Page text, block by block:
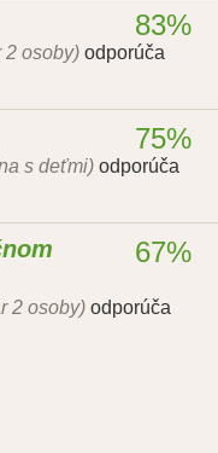
2 osoby) odporúča
83%
s deťmi) odporúča
75%
2 osoby) odporúča
67%